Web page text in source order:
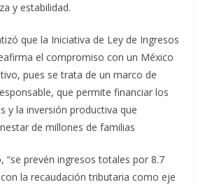
y estabilidad.
que la Iniciativa de Ley de Ingresos
el compromiso con un México
pues se trata de un marco de
que permite financiar los
y la inversión productiva que
de millones de familias
“se prevén ingresos totales por 8.7
la recaudación tributaria como eje